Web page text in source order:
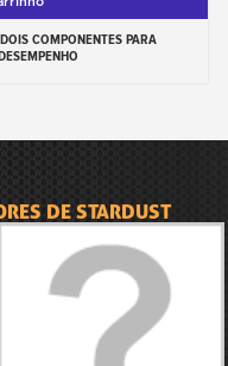
COMPONENTES PARA
DE STARDUST